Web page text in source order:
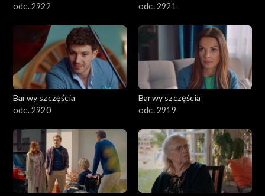
odc. 2922
odc. 2921
Barwy szczęścia
odc. 2920
Barwy szczęścia
odc. 2919